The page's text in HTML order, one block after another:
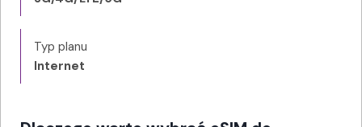
Typ planu
Internet